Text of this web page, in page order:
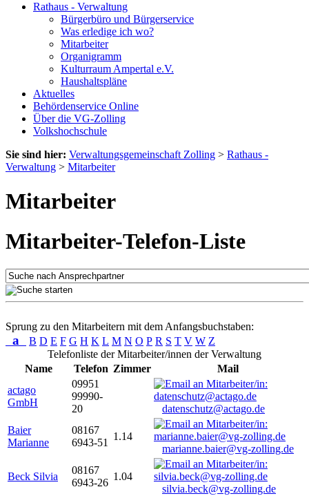
Rathaus - Verwaltung
Bürgerbüro und Bürgerservice
Was erledige ich wo?
Mitarbeiter
Organigramm
Kulturraum Ampertal e.V.
Haushaltspläne
Aktuelles
Behördenservice Online
Über die VG-Zolling
Volkshochschule
Sie sind hier: Verwaltungsgemeinschaft Zolling > Rathaus -
Verwaltung > Mitarbeiter
Mitarbeiter
Mitarbeiter-Telefon-Liste
Sprung zu den Mitarbeitern mit dem Anfangsbuchstaben:
a B D E F G H K L M N O P R S T V W Z
Telefonliste der Mitarbeiter/innen der Verwaltung
Name
Telefon Zimmer
Mail
actago
GmbH
09951
99990-
20
datenschutz@actago.de
Baier
Marianne
08167
6943-51
1.14
marianne.baier@vg-zolling.de
Beck Silvia
08167
6943-26
1.04
silvia.beck@vg-zolling.de